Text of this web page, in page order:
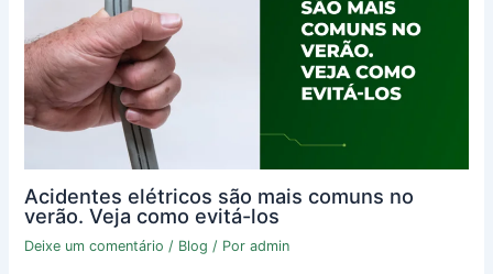
Acidentes elétricos são mais comuns no
verão. Veja como evitá-los
Deixe um comentário / Blog / Poradmin